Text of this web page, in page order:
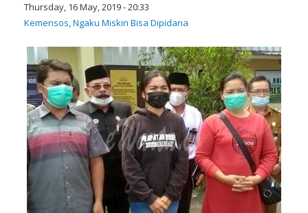
Thursday, 16 May, 2019 - 20:33
Kemensos, Ngaku Miskin Bisa Dipidana